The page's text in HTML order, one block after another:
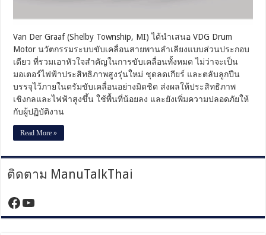
วงจร
ทนทาน
8
ชั่วโมง
ลด
ค่า
Van Der Graaf (Shelby Township, MI) ได้นำเสนอ VDG Drum
Motor นวัตกรรมระบบขับเคลื่อนสายพานลำเลียงแบบส่วนประกอบ
เดียว ที่รวมเอาหัวใจสำคัญในการขับเคลื่อนทั้งหมด ไม่ว่าจะเป็น
มอเตอร์ไฟฟ้าประสิทธิภาพสูงรุ่นใหม่ ชุดลดเกียร์ และตลับลูกปืน
บรรจุไว้ภายในดรัมขับเคลื่อนอย่างมิดชิด ส่งผลให้ประสิทธิภาพ
เชิงกลและไฟฟ้าสูงขึ้น ใช้พื้นที่น้อยลง และยังเพิ่มความปลอดภัยให้
กับผู้ปฏิบัติงาน
Read More »
ติดตาม ManuTalkThai
https://www.facebook.com/
YouTube